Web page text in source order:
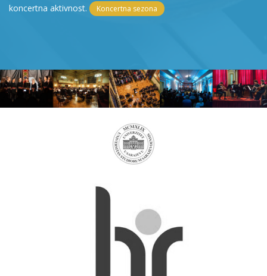
koncertna aktivnost.
Koncertna sezona